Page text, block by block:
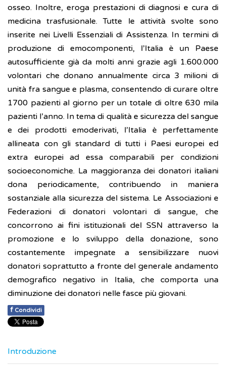
osseo. Inoltre, eroga prestazioni di diagnosi e cura di
medicina trasfusionale. Tutte le attività svolte sono
inserite nei Livelli Essenziali di Assistenza. In termini di
produzione di emocomponenti, l’Italia è un Paese
autosufficiente già da molti anni grazie agli 1.600.000
volontari che donano annualmente circa 3 milioni di
unità fra sangue e plasma, consentendo di curare oltre
1700 pazienti al giorno per un totale di oltre 630 mila
pazienti l’anno. In tema di qualità e sicurezza del sangue
e dei prodotti emoderivati, l’Italia è perfettamente
allineata con gli standard di tutti i Paesi europei ed
extra europei ad essa comparabili per condizioni
socioeconomiche. La maggioranza dei donatori italiani
dona periodicamente, contribuendo in maniera
sostanziale alla sicurezza del sistema. Le Associazioni e
Federazioni di donatori volontari di sangue, che
concorrono ai fini istituzionali del SSN attraverso la
promozione e lo sviluppo della donazione, sono
costantemente impegnate a sensibilizzare nuovi
donatori soprattutto a fronte del generale andamento
demografico negativo in Italia, che comporta una
diminuzione dei donatori nelle fasce più giovani.
f Condividi
Introduzione